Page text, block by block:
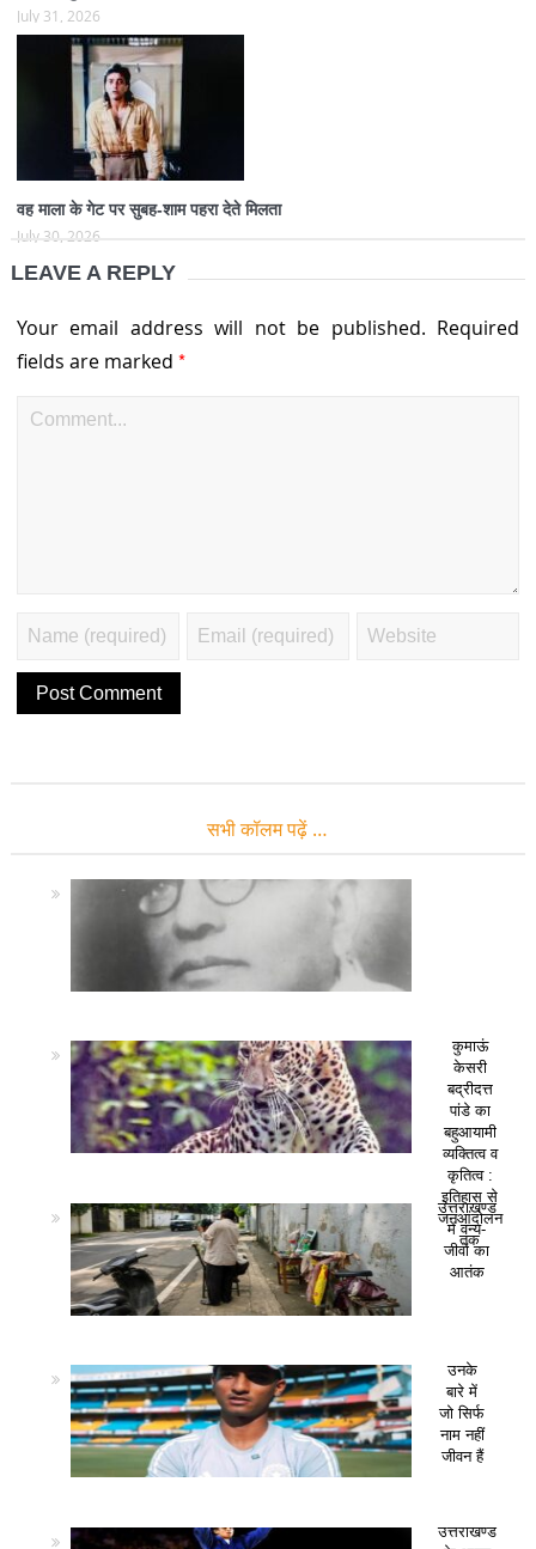
July 31, 2026
वह माला के गेट पर सुबह-शाम पहरा देते मिलता
July 30, 2026
LEAVE A REPLY
Your email address will not be published. Required
fields are marked *
सभी कॉलम पढ़ें …
कुमाऊं
केसरी
बद्रीदत्त
पांडे का
बहुआयामी
व्यक्तित्व व
कृतित्व :
इतिहास से
जनआंदोलन
तक
उत्तराखण्ड
में वन्य-
जीवों का
आतंक
उनके
बारे में
जो सिर्फ
नाम नहीं
जीवन हैं
उत्तराखण्ड